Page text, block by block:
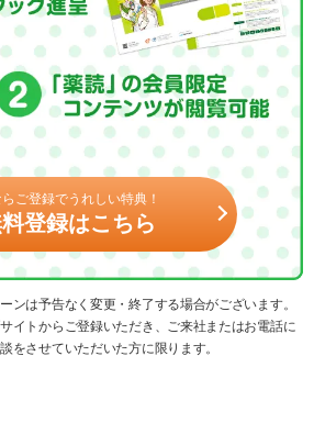
ご登録でうれしい特典！
登録はこちら
ンは予告なく変更・終了する場合がございます。
イトからご登録いただき、ご来社またはお電話に
をさせていただいた方に限ります。